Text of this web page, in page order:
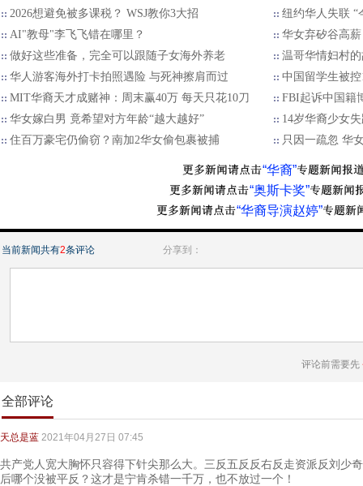
2026想避免被多课税？ WSJ教你3大招
纽约华人失联 “
AI"教母"李飞飞错在哪里？
华女弃矽谷高
做好这些准备，完全可以跟随子女海外养老
温哥华情妇村
华人游客海外打卡拍照遇险 与死神擦肩而过
中国留学生被
MIT华裔天才成赌神：周末赢40万 每天只花10刀
FBI起诉中国籍
华女嫁白男 竟希望对方年龄“越大越好”
14岁华裔少女
住百万豪宅仍偷窃？南加2华女偷包裹被捕
只因一疏忽 华
“华裔”
“奥斯卡奖”
“华裔导演赵婷”
当前新闻共有2条评论 分享到：
评论前需要先
全部评论
天总是蓝 2021年04月27日 07:45
共产党人宽大胸怀只容得下针尖那么大。三反五反反右反走资派反刘少
后哪个没被平反？这才是宁肯杀错一千万，也不放过一个！